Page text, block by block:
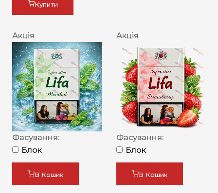
Купити
Акція
Фасування:
Блок
В Кошик
Акція
Фасування:
Блок
В Кошик